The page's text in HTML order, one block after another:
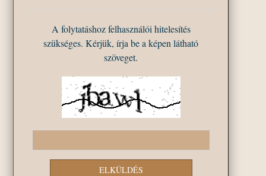
A folytatáshoz felhasználói hitelesítés
szükséges. Kérjük, írja be a képen látható
szöveget.